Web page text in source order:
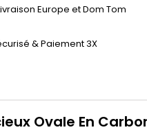
Europe et Dom Tom
& Paiement 3X
Ovale En